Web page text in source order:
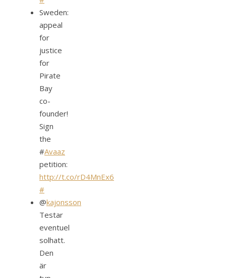
Sweden:
appeal
for
justice
for
Pirate
Bay
co-
founder!
Sign
the
#Avaaz
petition:
http://t.co/rD4MnEx6
#
@kajonsson
Testar
eventuel
solhatt.
Den
är